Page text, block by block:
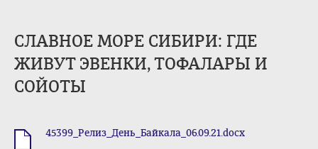
СЛАВНОЕ МОРЕ СИБИРИ: ГДЕ
ЖИВУТ ЭВЕНКИ, ТОФАЛАРЫ И
СОЙОТЫ
45399_Релиз_День_Байкала_06.09.21.docx